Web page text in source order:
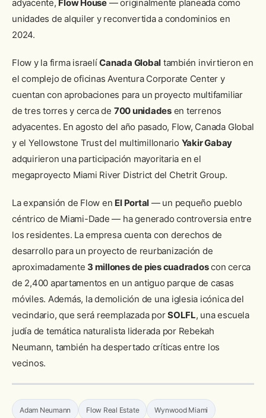
adyacente, Flow House— originalmente planeada como
unidades de alquiler y reconvertida a condominios en
2024.
Flow y la firma israelíCanada Global también invirtieron en
el complejo de oficinas Aventura Corporate Center y
cuentan con aprobaciones para un proyecto multifamiliar
de tres torres y cerca de 700 unidadesen terrenos
adyacentes. En agosto del año pasado, Flow, Canada Global
y el Yellowstone Trust del multimillonario Yakir Gabay
adquirieron una participación mayoritaria en el
megaproyecto Miami River District del Chetrit Group.
La expansión de Flow en El Portal — un pequeño pueblo
céntrico de Miami-Dade — ha generado controversia entre
los residentes. La empresa cuenta con derechos de
desarrollo para un proyecto de reurbanización de
aproximadamente 3 millones de pies cuadradoscon cerca
de 2,400 apartamentos en un antiguo parque de casas
móviles. Además, la demolición de una iglesia icónica del
vecindario, que será reemplazada porSOLFL, una escuela
judía de temática naturalista liderada por Rebekah
Neumann, también ha despertado críticas entre los
vecinos.
Adam Neumann Flow Real Estate Wynwood Miami